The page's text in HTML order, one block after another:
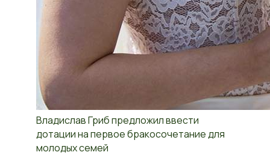
Владислав Гриб предложил ввести
дотации на первое бракосочетание для
молодых семей